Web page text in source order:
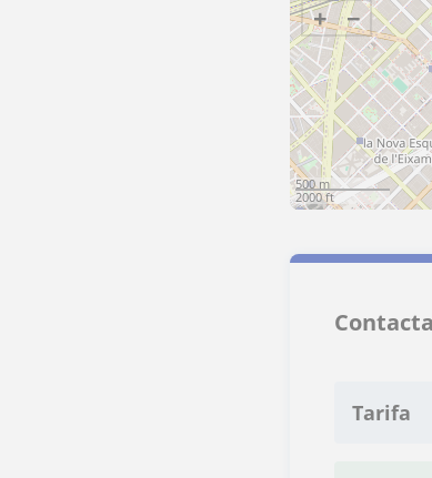
+ −
500 m
2000 ft
Tarifa